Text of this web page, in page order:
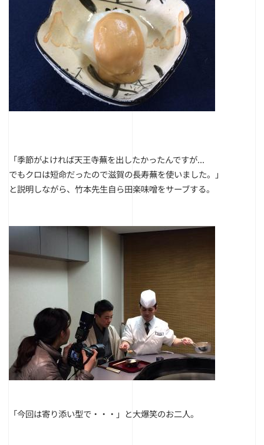
「季節がよければ天王寺蕪を出したかったんですが...
でもクロは短命だったので滋賀の長寿蕪を使いました。」
と説明しながら、竹本先生自ら田楽味噌をサーブする。
「今回は寄り添い型で・・・」と大爆笑のお二人。